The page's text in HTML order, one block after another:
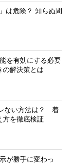
は危険？ 知らぬ間
を有効にする必要
の解決策とは
ない方法は？ 着
方を徹底検証
が勝手に変わっ